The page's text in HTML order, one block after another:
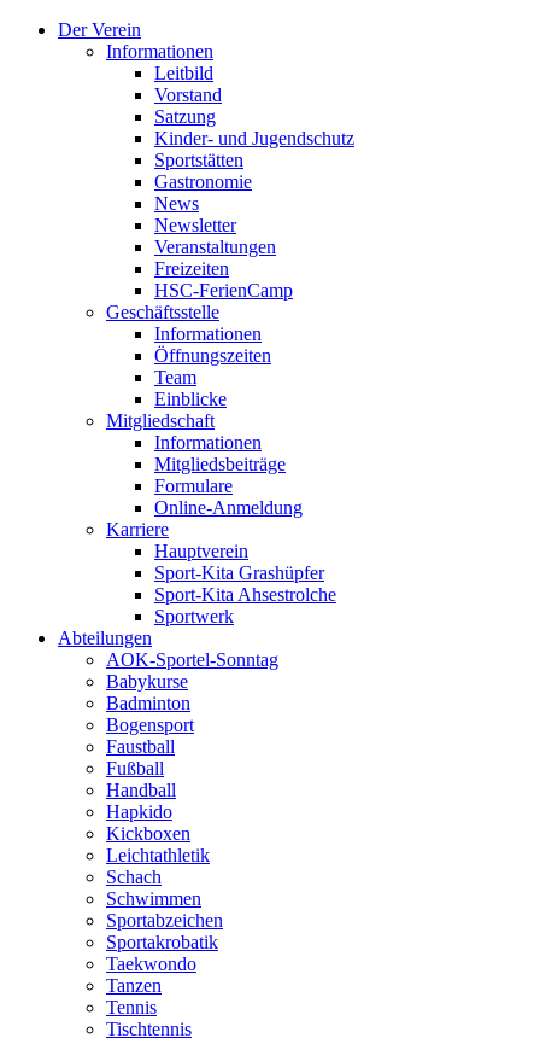
Der Verein
Informationen
Leitbild
Vorstand
Satzung
Kinder- und Jugendschutz
Sportstätten
Gastronomie
News
Newsletter
Veranstaltungen
Freizeiten
HSC-FerienCamp
Geschäftsstelle
Informationen
Öffnungszeiten
Team
Einblicke
Mitgliedschaft
Informationen
Mitgliedsbeiträge
Formulare
Online-Anmeldung
Karriere
Hauptverein
Sport-Kita Grashüpfer
Sport-Kita Ahsestrolche
Sportwerk
Abteilungen
AOK-Sportel-Sonntag
Babykurse
Badminton
Bogensport
Faustball
Fußball
Handball
Hapkido
Kickboxen
Leichtathletik
Schach
Schwimmen
Sportabzeichen
Sportakrobatik
Taekwondo
Tanzen
Tennis
Tischtennis